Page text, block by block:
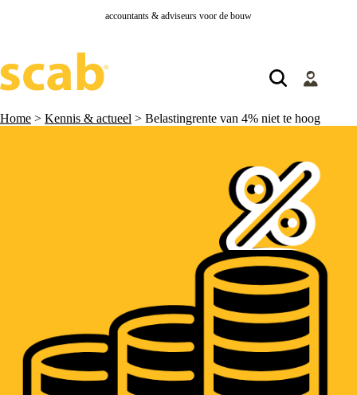
accountants & adviseurs voor de bouw
Home > Kennis & actueel > Belastingrente van 4% niet te hoog